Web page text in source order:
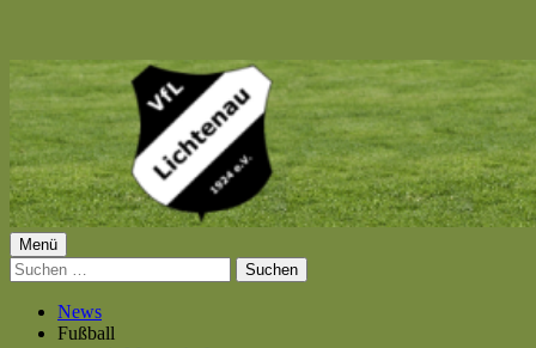
Springe
zum
Inhalt
VfL Lichtenau 1924 e.V.
Primäres
Menü
Menü
Suchen
nach:
News
Fußball